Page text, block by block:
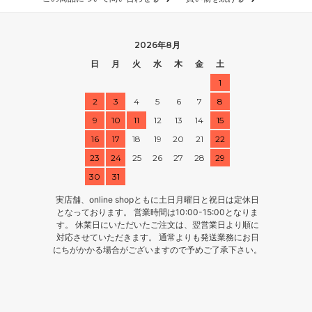
2026年8月
日
月 火 水 木 金
土
1
2
3 4 5 6 7
8
9
10 11 12 13 14
15
16
17 18 19 20 21
22
23
24 25 26 27 28
29
30
31
実店舗、online shopともに土日月曜日と祝日は定休日
となっております。 営業時間は10:00-15:00となりま
す。 休業日にいただいたご注文は、翌営業日より順に
対応させていただきます。 通常よりも発送業務にお日
にちがかかる場合がございますので予めご了承下さい。